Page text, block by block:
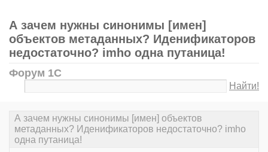
А зачем нужны синонимы [имен]
объектов метаданных? Иденификаторов
недостаточно? imho одна путаница!
Форум 1С
Найти!
А зачем нужны синонимы [имен] объектов
метаданных? Иденификаторов недостаточно? imho
одна путаница!